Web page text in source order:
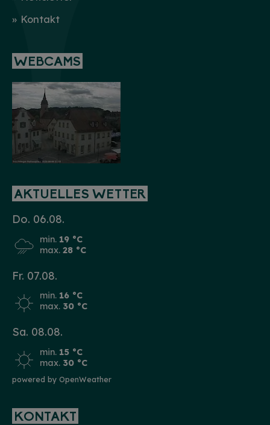
Kontakt
WEBCAMS
AKTUELLES WETTER
Do. 06.08.
min. 19 °C
max. 28 °C
Fr. 07.08.
min. 16 °C
max. 30 °C
Sa. 08.08.
min. 15 °C
max. 30 °C
powered by OpenWeather
KONTAKT